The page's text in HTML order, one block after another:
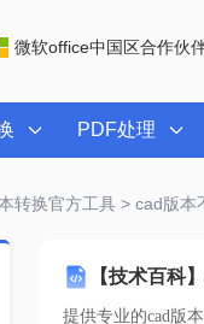
微软office中国区合作伙
PDF处理
转换官方工具> cad版本
【技术百科
提供专业的cad版